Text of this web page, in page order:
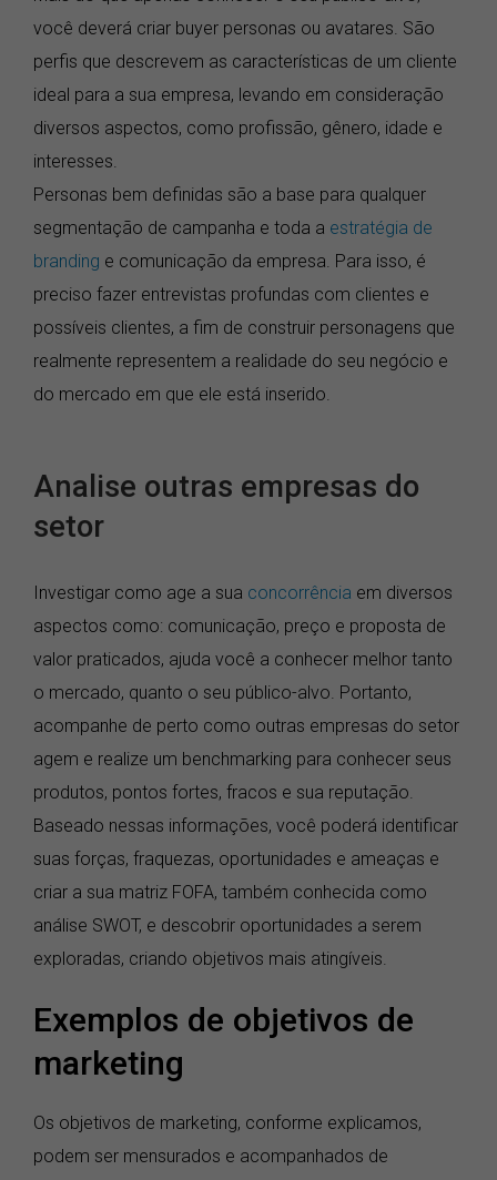
você deverá criar buyer personas ou avatares. São
perfis que descrevem as características de um cliente
ideal para a sua empresa, levando em consideração
diversos aspectos, como profissão, gênero, idade e
interesses.
Personas bem definidas são a base para qualquer
segmentação de campanha e toda a estratégia de
branding e comunicação da empresa. Para isso, é
preciso fazer entrevistas profundas com clientes e
possíveis clientes, a fim de construir personagens que
realmente representem a realidade do seu negócio e
do mercado em que ele está inserido.
Analise outras empresas do
setor
Investigar como age a sua concorrência em diversos
aspectos como: comunicação, preço e proposta de
valor praticados, ajuda você a conhecer melhor tanto
o mercado, quanto o seu público-alvo. Portanto,
acompanhe de perto como outras empresas do setor
agem e realize um benchmarking para conhecer seus
produtos, pontos fortes, fracos e sua reputação.
Baseado nessas informações, você poderá identificar
suas forças, fraquezas, oportunidades e ameaças e
criar a sua matriz FOFA, também conhecida como
análise SWOT, e descobrir oportunidades a serem
exploradas, criando objetivos mais atingíveis.
Exemplos de objetivos de
marketing
Os objetivos de marketing, conforme explicamos,
podem ser mensurados e acompanhados de